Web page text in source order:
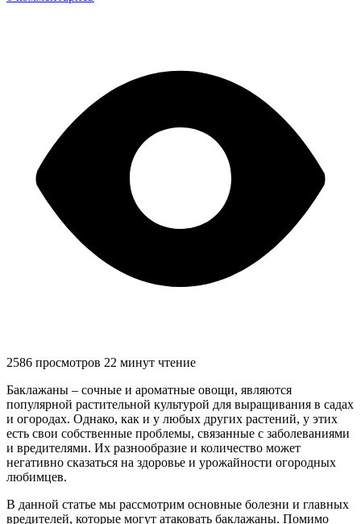
2586 просмотров 22 минут чтение
Баклажаны – сочные и ароматные овощи, являются
популярной растительной культурой для выращивания в садах
и огородах. Однако, как и у любых других растений, у этих
есть свои собственные проблемы, связанные с заболеваниями
и вредителями. Их разнообразие и количество может
негативно сказаться на здоровье и урожайности огородных
любимцев.
В данной статье мы рассмотрим основные болезни и главных
вредителей, которые могут атаковать баклажаны. Помимо